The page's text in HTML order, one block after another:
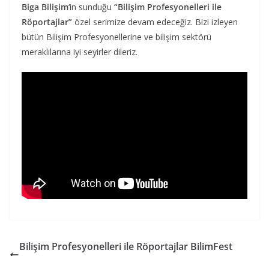
Biga Bilişim‘in sunduğu “Bilişim Profesyonelleri ile
Röportajlar” özel serimize devam edeceğiz. Bizi izleyen
bütün Bilişim Profesyonellerine ve bilişim sektörü
meraklılarına iyi seyirler dileriz.
Bilişim Profesyonelleri ile Röportajlar BilimFest